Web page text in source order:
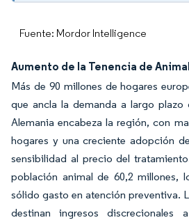
Fuente: Mordor Intelligence
Aumento de la Tenencia de
Más de 90 millones de hogares
que ancla la demanda a largo plazo
Alemania encabeza la región, con
hogares y una creciente adopción
sensibilidad al precio del
población animal de 60,2 millones,
sólido gasto en atención preventiva.
destinan ingresos discrecionales